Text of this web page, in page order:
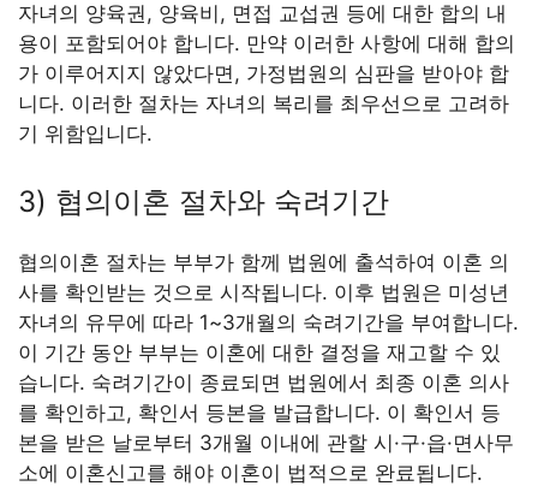
자녀의 양육권, 양육비, 면접 교섭권 등에 대한 합의 내
용이 포함되어야 합니다. 만약 이러한 사항에 대해 합의
가 이루어지지 않았다면, 가정법원의 심판을 받아야 합
니다. 이러한 절차는 자녀의 복리를 최우선으로 고려하
기 위함입니다.
3) 협의이혼 절차와 숙려기간
협의이혼 절차는 부부가 함께 법원에 출석하여 이혼 의
사를 확인받는 것으로 시작됩니다. 이후 법원은 미성년
자녀의 유무에 따라 1~3개월의 숙려기간을 부여합니다.
이 기간 동안 부부는 이혼에 대한 결정을 재고할 수 있
습니다. 숙려기간이 종료되면 법원에서 최종 이혼 의사
를 확인하고, 확인서 등본을 발급합니다. 이 확인서 등
본을 받은 날로부터 3개월 이내에 관할 시·구·읍·면사무
소에 이혼신고를 해야 이혼이 법적으로 완료됩니다.